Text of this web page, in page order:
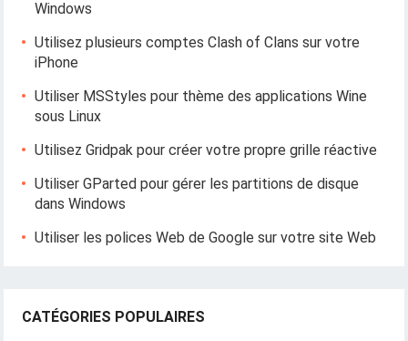
Windows
Utilisez plusieurs comptes Clash of Clans sur votre
iPhone
Utiliser MSStyles pour thème des applications Wine
sous Linux
Utilisez Gridpak pour créer votre propre grille réactive
Utiliser GParted pour gérer les partitions de disque
dans Windows
Utiliser les polices Web de Google sur votre site Web
CATÉGORIES POPULAIRES